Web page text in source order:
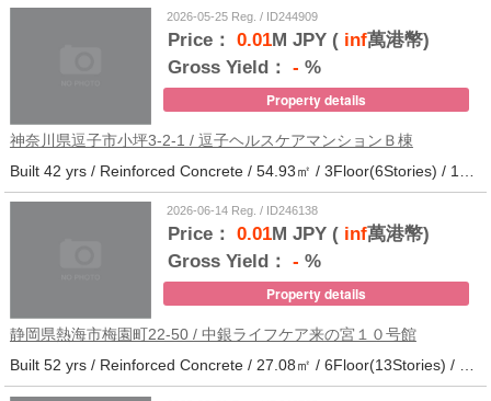
2026-05-25 Reg. / ID244909
Price： 0.01M JPY (inf萬港幣)
Gross Yield： - %
Property details
神奈川県逗子市小坪3-2-1 / 逗子ヘルスケアマンションＢ棟
2026-06-14 Reg. / ID246138
Price： 0.01M JPY (inf萬港幣)
Gross Yield： - %
Property details
静岡県熱海市梅園町22-50 / 中銀ライフケア来の宮１０号館